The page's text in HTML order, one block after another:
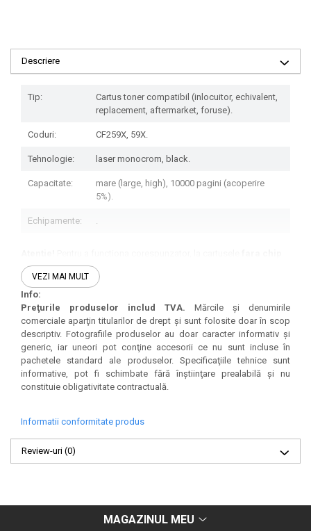
Descriere
Tip:
Cartus toner compatibil (inlocuitor, echivalent,
replacement, aftermarket, foruse).
Coduri: CF259X, 59X.
Tehnologie: laser monocrom, black.
Capacitate:
mare (large, high), 10000 pagini (acoperire
5%).
Echipamente: .
trebuie instalat chipul de pe cartusul vechi pe cartusul nou.
VEZI MAI MULT
Info:
Preţurile produselor includ TVA. Mărcile şi denumirile
comerciale aparţin titularilor de drept şi sunt folosite doar în scop
descriptiv. Fotografiile produselor au doar caracter informativ şi
generic, iar uneori pot conţine accesorii ce nu sunt incluse în
pachetele standard ale produselor. Specificaţiile tehnice sunt
informative, pot fi schimbate fără înştiinţare prealabilă şi nu
constituie obligativitate contractuală.
Informatii conformitate produs
Review-uri (0)
MAGAZINUL MEU